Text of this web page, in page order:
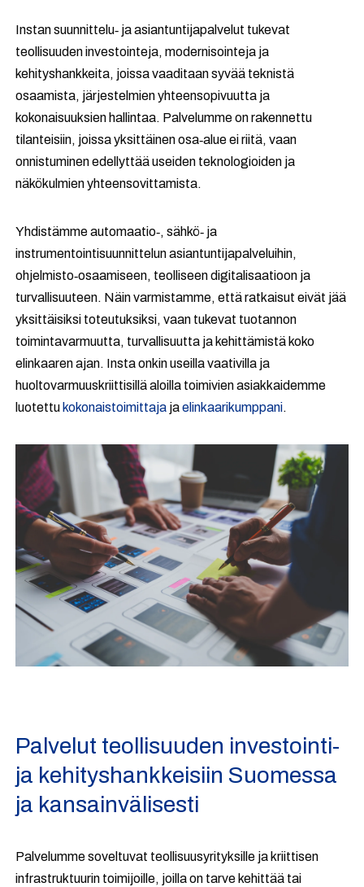
Instan suunnittelu‑ ja asiantuntijapalvelut tukevat
teollisuuden investointeja, modernisointeja ja
kehityshankkeita, joissa vaaditaan syvää teknistä
osaamista, järjestelmien yhteensopivuutta ja
kokonaisuuksien hallintaa. Palvelumme on rakennettu
tilanteisiin, joissa yksittäinen osa‑alue ei riitä, vaan
onnistuminen edellyttää useiden teknologioiden ja
näkökulmien yhteensovittamista.
Yhdistämme automaatio‑, sähkö‑ ja
instrumentointisuunnittelun asiantuntijapalveluihin,
ohjelmisto‑osaamiseen, teolliseen digitalisaatioon ja
turvallisuuteen. Näin varmistamme, että ratkaisut eivät jää
yksittäisiksi toteutuksiksi, vaan tukevat tuotannon
toimintavarmuutta, turvallisuutta ja kehittämistä koko
elinkaaren ajan. Insta onkin useilla vaativilla ja
huoltovarmuuskriittisillä aloilla toimivien asiakkaidemme
luotettu kokonaistoimittaja jaelinkaarikumppani.
Palvelut teollisuuden investointi-
ja kehityshankkeisiin Suomessa
ja kansainvälisesti
Palvelumme soveltuvat teollisuusyrityksille ja kriittisen
infrastruktuurin toimijoille, joilla on tarve kehittää tai